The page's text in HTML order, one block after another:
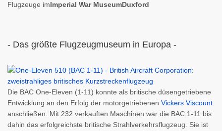
Flugzeuge imImperial War MuseumDuxford
- Das größte Flugzeugmuseum in Europa -
Die BAC One-Eleven (1-11) konnte als britische düsengetriebene
Entwicklung an den Erfolg der motorgetriebenen Vickers Viscount
anschließen. Mit 232 verkauften Maschinen war die BAC 1-11 bis
dahin das erfolgreichste britische Strahlverkehrsflugzeug. Sie ist